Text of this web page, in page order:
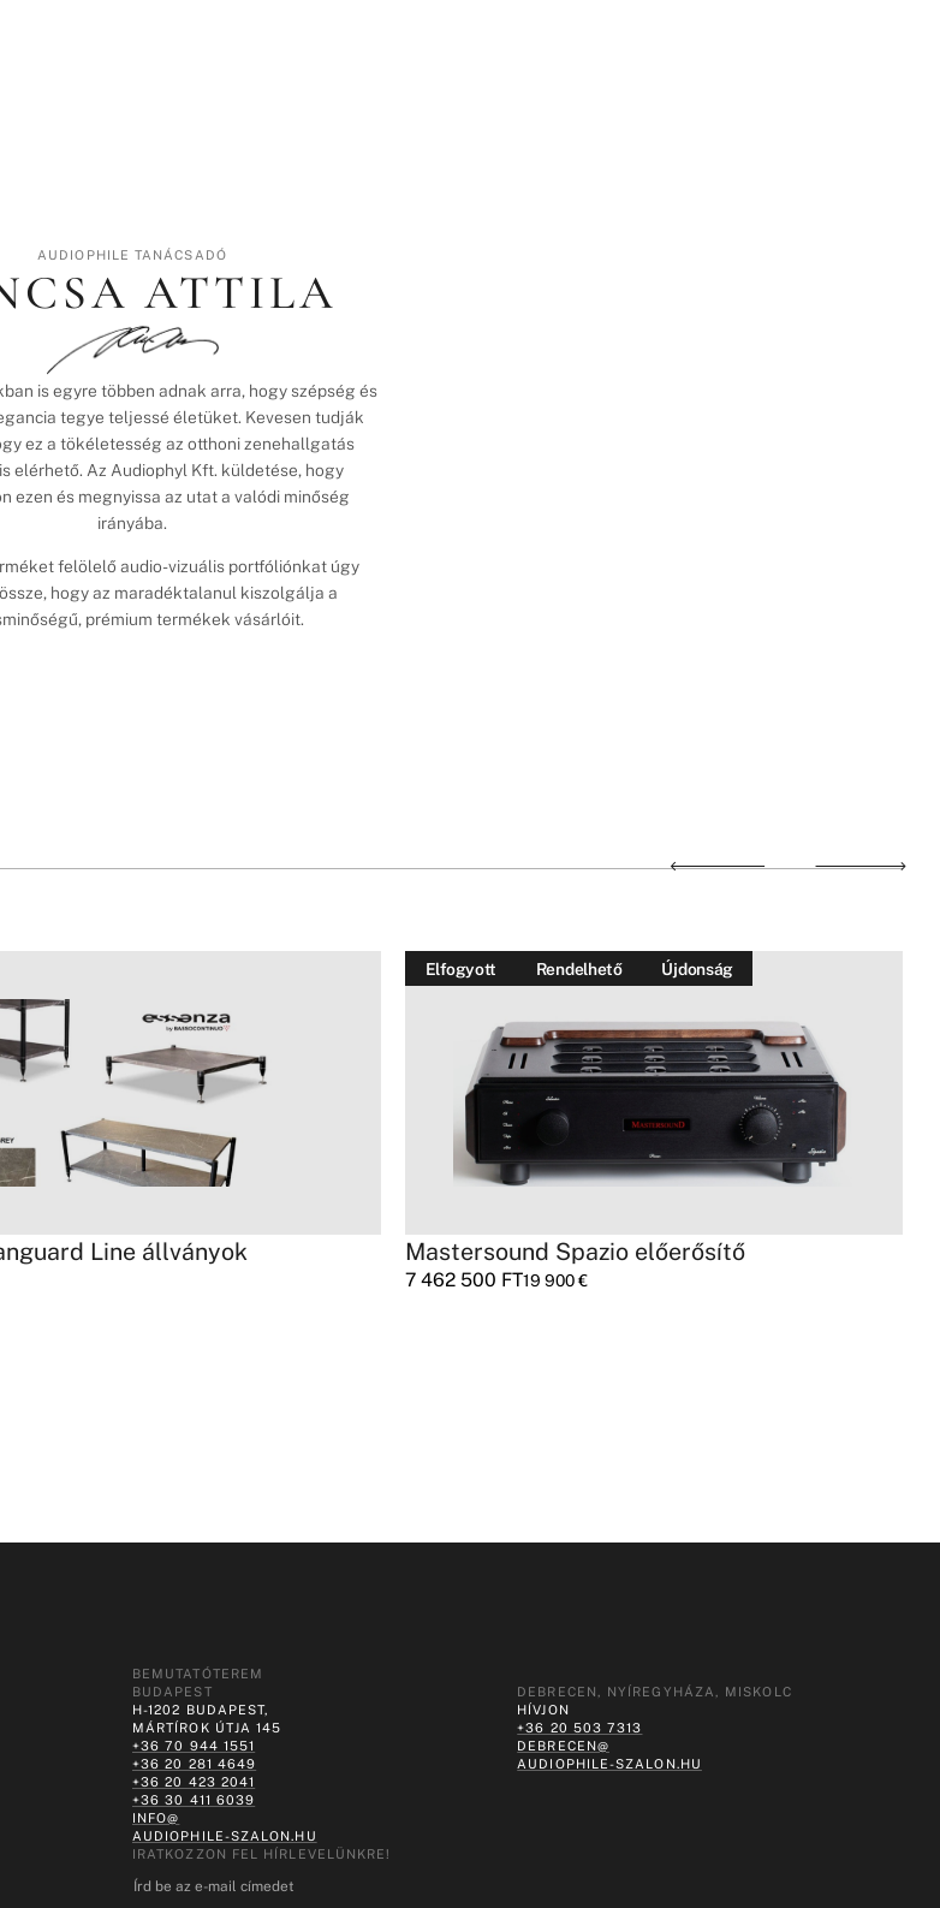
AUDIOPHILE TANÁCSADÓ
ATTILA
is egyre többen adnak arra, hogy szépség és
tegye teljessé életüket. Kevesen tudják
ez a tökéletesség az otthoni zenehallgatás
elérhető. Az Audiophyl Kft. küldetése, hogy
ezen és megnyissa az utat a valódi minőség
irányába.
felölelő audio-vizuális portfóliónkat úgy
hogy az maradéktalanul kiszolgálja a
prémium termékek vásárlóit.
Line állványok
Elfogyott Rendelhető Újdonság
Mastersound Spazio előerősítő
7 462 500 FT19 900€
BEMUTATÓTEREM
BUDAPEST
H-1202 BUDAPEST,
MÁRTÍROK ÚTJA 145
+36 70 944 1551
+36 20 281 4649
+36 20 423 2041
+36 30 411 6039
INFO@
AUDIOPHILE-SZALON.HU
DEBRECEN, NYÍREGYHÁZA, MISKOLC
HÍVJON
+36 20 503 7313
DEBRECEN@
AUDIOPHILE-SZALON.HU
IRATKOZZON FEL HÍRLEVELÜNKRE!